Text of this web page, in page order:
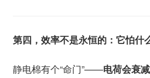
第四，效率不是永恒的：它怕什
静电棉有个“命门”——电荷会衰减